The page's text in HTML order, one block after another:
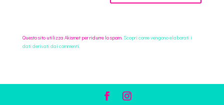
Questo sito utilizza Akismet per ridurre lo spam. Scopri come vengono elaborati i
dati derivati dai commenti.